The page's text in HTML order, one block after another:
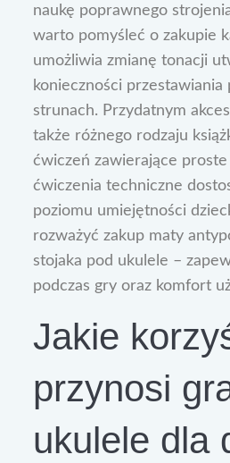
naukę poprawnego
warto pomyśleć o zakupie
umożliwia zmianę tonacji
konieczności przestawiania
strunach. Przydatnym
także różnego rodzaju
ćwiczeń zawierające
ćwiczenia techniczne
poziomu umiejętności
rozważyć zakup maty
stojaka pod ukulele –
podczas gry oraz komfort
Jakie
przynosi
ukulele dla